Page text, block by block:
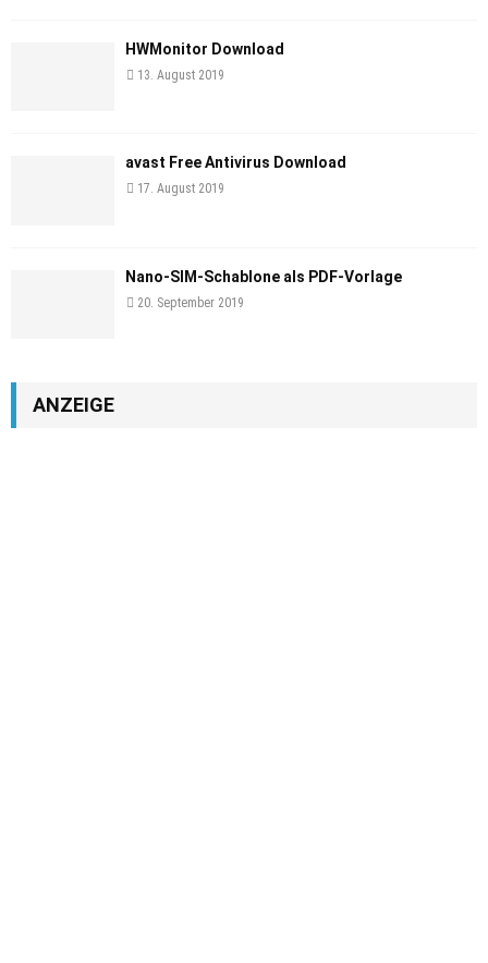
HWMonitor Download
13. August 2019
avast Free Antivirus Download
17. August 2019
Nano-SIM-Schablone als PDF-Vorlage
20. September 2019
ANZEIGE